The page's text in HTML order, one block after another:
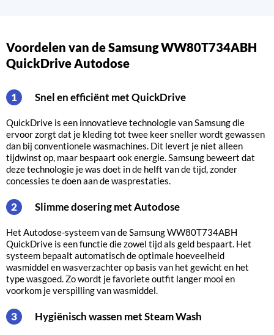
Voordelen van de Samsung WW80T734ABH
QuickDrive Autodose
1 Snel en efficiënt met QuickDrive
QuickDrive is een innovatieve technologie van Samsung die
ervoor zorgt dat je kleding tot twee keer sneller wordt gewassen
dan bij conventionele wasmachines. Dit levert je niet alleen
tijdwinst op, maar bespaart ook energie. Samsung beweert dat
deze technologie je was doet in de helft van de tijd, zonder
concessies te doen aan de wasprestaties.
2 Slimme dosering met Autodose
Het Autodose-systeem van de Samsung WW80T734ABH
QuickDrive is een functie die zowel tijd als geld bespaart. Het
systeem bepaalt automatisch de optimale hoeveelheid
wasmiddel en wasverzachter op basis van het gewicht en het
type wasgoed. Zo wordt je favoriete outfit langer mooi en
voorkom je verspilling van wasmiddel.
3 Hygiënisch wassen met Steam Wash